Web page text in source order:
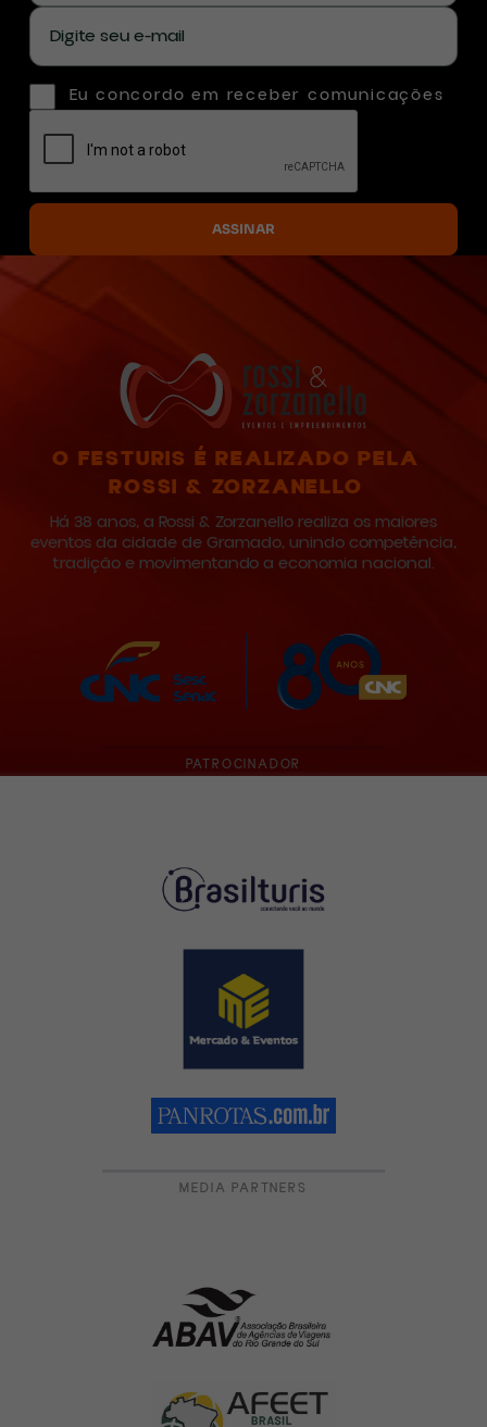
Eu concordo em receber comunicações
O FESTURIS É REALIZADO PELA
ROSSI & ZORZANELLO
Há 38 anos, a Rossi & Zorzanello realiza os maiores
eventos da cidade de Gramado, unindo competência,
tradição e movimentando a economia nacional.
PATROCINADOR
MEDIA PARTNERS